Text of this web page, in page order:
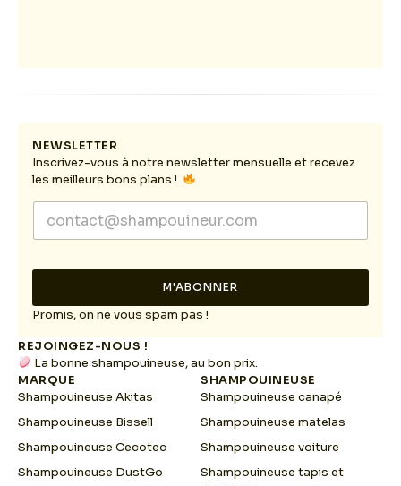
NEWSLETTER
Inscrivez-vous à notre newsletter mensuelle et recevez
les meilleurs bons plans !
a
l
*
E
a
l
M'ABONNER
Promis, on ne vous spam pas !
REJOINGEZ-NOUS !
La bonne shampouineuse, au bon prix.
MARQUE
Shampouineuse Akitas
Shampouineuse Bissell
Shampouineuse Cecotec
Shampouineuse DustGo
SHAMPOUINEUSE
Shampouineuse canapé
Shampouineuse matelas
Shampouineuse voiture
Shampouineuse tapis et